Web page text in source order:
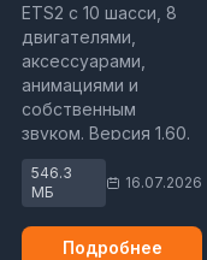
ETS2 с 10 шасси, 8
двигателями,
аксессуарами,
анимациями и
собственным
звуком. Версия 1.60.
546.3
МБ
16.07.2026
Подробнее